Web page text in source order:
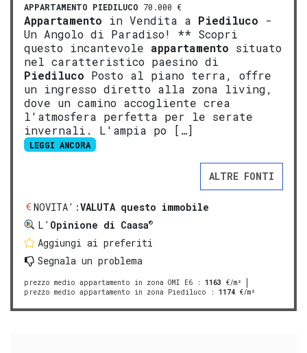
APPARTAMENTO PIEDILUCO 70.000 €
Appartamento in Vendita a Piediluco -
Un Angolo di Paradiso! ** Scopri
questo incantevole appartamento situato
nel caratteristico paesino di
Piediluco Posto al piano terra, offre
un ingresso diretto alla zona living,
dove un camino accogliente crea
l'atmosfera perfetta per le serate
invernali. L'ampia po […]
LEGGI ANCORA
ALTRE FONTI
NOVITA':VALUTA questo immobile
L' Opinione di Caasa®
Aggiungi ai preferiti
Segnala un problema
prezzo medio appartamento in zona OMI E6 : 1163 €/m²
prezzo medio appartamento in zona Piediluco : 1174 €/m²